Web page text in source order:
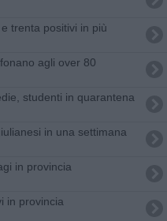
trenta positivi in più
agli over 80
studenti in quarantena
in una settimana
in provincia
in provincia